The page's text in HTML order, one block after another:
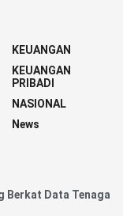
KEUANGAN
KEUANGAN
PRIBADI
NASIONAL
News
Berkat Data Tenaga